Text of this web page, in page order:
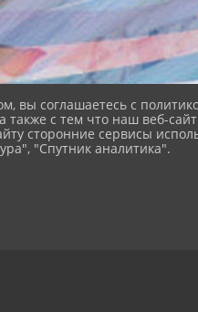
вы соглашаетесь с
также с тем что наш веб-
сторонние сервисы
"Спутник аналитика".